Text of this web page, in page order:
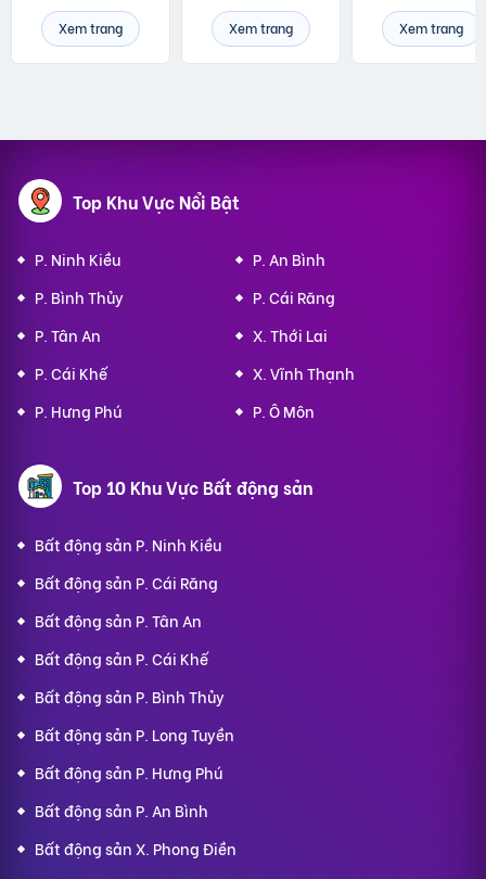
Xem trang Xem trang Xem trang
Top Khu Vực Nổi Bật
P. Ninh Kiều
P. An Bình
P. Bình Thủy
P. Cái Răng
P. Tân An
X. Thới Lai
P. Cái Khế
X. Vĩnh Thạnh
P. Hưng Phú
P. Ô Môn
Top 10 Khu Vực Bất động sản
Bất động sản P. Ninh Kiều
Bất động sản P. Cái Răng
Bất động sản P. Tân An
Bất động sản P. Cái Khế
Bất động sản P. Bình Thủy
Bất động sản P. Long Tuyền
Bất động sản P. Hưng Phú
Bất động sản P. An Bình
Bất động sản X. Phong Điền